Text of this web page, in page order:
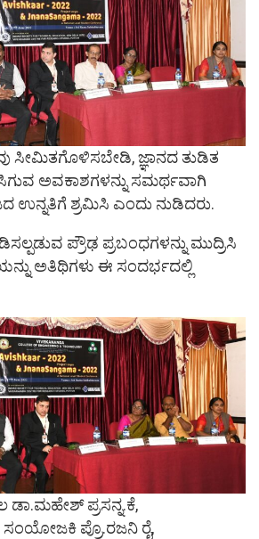
ಸೀಮಿತಗೊಳಿಸಬೇಡಿ, ಜ್ಞಾನದ ತುಡಿತ
ಅವಕಾಶಗಳನ್ನು ಸಮರ್ಥವಾಗಿ
ಉನ್ನತಿಗೆ ಶ್ರಮಿಸಿ ಎಂದು ನುಡಿದರು.
ಪ್ರೌಢ ಪ್ರಬಂಧಗಳನ್ನು ಮುದ್ರಿಸಿ
ಅತಿಥಿಗಳು ಈ ಸಂದರ್ಭದಲ್ಲಿ
ಡಾ.ಮಹೇಶ್ ಪ್ರಸನ್ನ.ಕೆ,
ಪ್ರೊ.ರಜನಿ ರೈ,